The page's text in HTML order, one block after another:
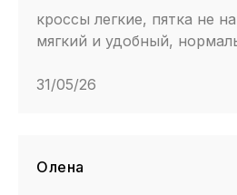
кроссы легкие, пятка не
мягкий и удобный,
31/05/26
Олена